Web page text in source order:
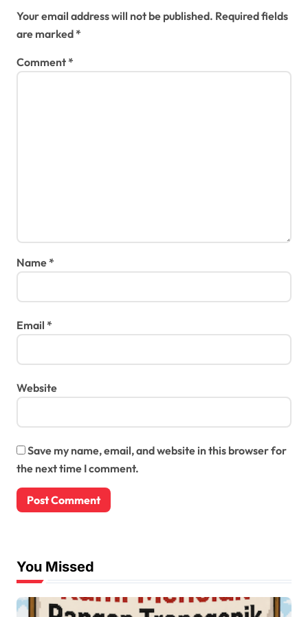
Your email address will not be published. Required fields
are marked*
Comment*
Name*
Email *
Website
Save my name, email, and website in this browser for
the next time I comment.
You Missed